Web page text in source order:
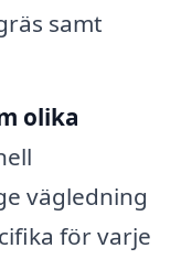
samt
olika
vägledning
för varje